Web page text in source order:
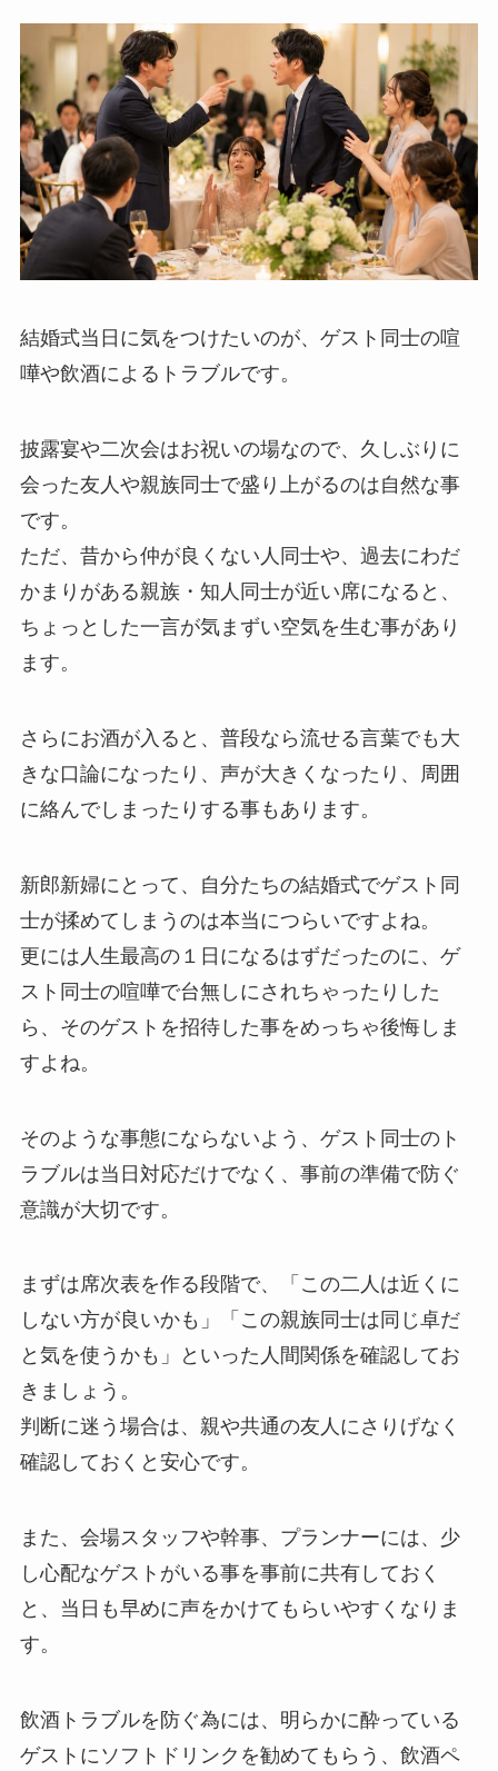
結婚式当日に気をつけたいのが、ゲスト同士の喧
嘩や飲酒によるトラブルです。
披露宴や二次会はお祝いの場なので、久しぶりに
会った友人や親族同士で盛り上がるのは自然な事
です。
ただ、昔から仲が良くない人同士や、過去にわだ
かまりがある親族・知人同士が近い席になると、
ちょっとした一言が気まずい空気を生む事があり
ます。
さらにお酒が入ると、普段なら流せる言葉でも大
きな口論になったり、声が大きくなったり、周囲
に絡んでしまったりする事もあります。
新郎新婦にとって、自分たちの結婚式でゲスト同
士が揉めてしまうのは本当につらいですよね。
更には人生最高の１日になるはずだったのに、ゲ
スト同士の喧嘩で台無しにされちゃったりした
ら、そのゲストを招待した事をめっちゃ後悔しま
すよね。
そのような事態にならないよう、ゲスト同士のト
ラブルは当日対応だけでなく、事前の準備で防ぐ
意識が大切です。
まずは席次表を作る段階で、「この二人は近くに
しない方が良いかも」「この親族同士は同じ卓だ
と気を使うかも」といった人間関係を確認してお
きましょう。
判断に迷う場合は、親や共通の友人にさりげなく
確認しておくと安心です。
また、会場スタッフや幹事、プランナーには、少
し心配なゲストがいる事を事前に共有しておく
と、当日も早めに声をかけてもらいやすくなりま
す。
飲酒トラブルを防ぐ為には、明らかに酔っている
ゲストにソフトドリンクを勧めてもらう、飲酒ペ